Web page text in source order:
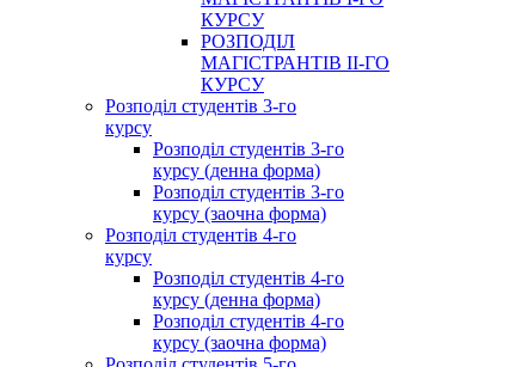
КУРСУ
РОЗПОДІЛ
МАГІСТРАНТІВ ІІ-ГО
КУРСУ
Розподіл студентів 3-го
курсу
Розподіл студентів 3-го
курсу (денна форма)
Розподіл студентів 3-го
курсу (заочна форма)
Розподіл студентів 4-го
курсу
Розподіл студентів 4-го
курсу (денна форма)
Розподіл студентів 4-го
курсу (заочна форма)